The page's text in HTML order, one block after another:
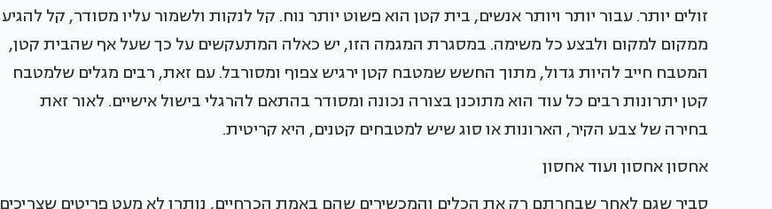
זולים יותר. עבור יותר ויותר אנשים, בית קטן הוא פשוט יותר נוח. קל לנקות ולשמור עליו מסודר, קל להגיע
ממקום למקום ולבצע כל משימה. במסגרת המגמה הזו, יש כאלה המתעקשים על כך שעל אף שהבית קטן,
המטבח חייב להיות גדול, מתוך החשש שמטבח קטן ירגיש צפוף ומסורבל. עם זאת, רבים מגלים שלמטבח
קטן יתרונות רבים כל עוד הוא מתוכנן בצורה נכונה ומסודר בהתאם להרגלי בישול אישיים. לאור זאת
בחירה של צבע הקיר, הארונות או סוג שיש למטבחים קטנים, היא קריטית.
אחסון אחסון ועוד אחסון
סביר שגם לאחר שבחרתם רק את הכלים והמכשירים שהם באמת הכרחיים, נותרו לא מעט פריטים שצריכים